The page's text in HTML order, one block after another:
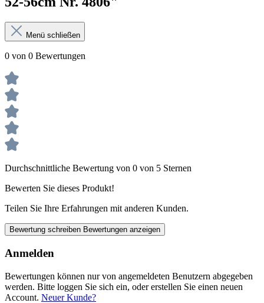
Menü schließen
0 von 0 Bewertungen
Durchschnittliche Bewertung von 0 von 5 Sternen
Bewerten Sie dieses Produkt!
Teilen Sie Ihre Erfahrungen mit anderen Kunden.
Bewertung schreiben Bewertungen anzeigen
Anmelden
Bewertungen können nur von angemeldeten Benutzern abgegeben
werden. Bitte loggen Sie sich ein, oder erstellen Sie einen neuen
Account. Neuer Kunde?